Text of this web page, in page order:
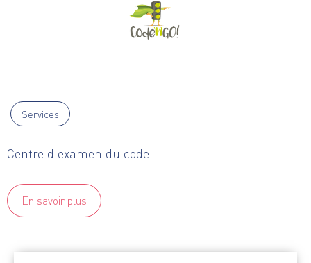
Services
Centre d’examen du code
En savoir plus